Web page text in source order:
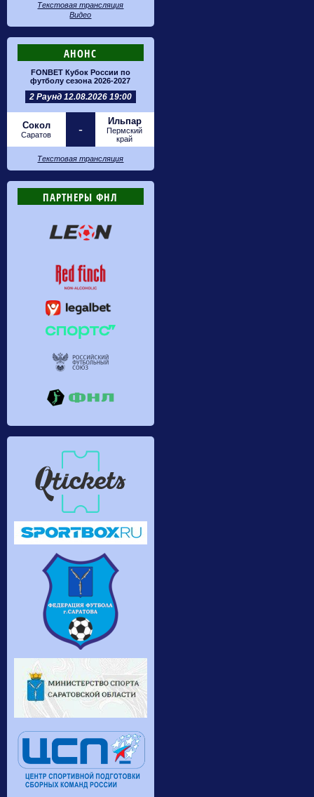
Текстовая трансляция
Видео
АНОНС
FONBET Кубок России по
футболу сезона 2026-2027
2 Раунд 12.08.2026 19:00
Сокол
Саратов -
Ильпар
Пермский
край
Текстовая трансляция
ПАРТНЕРЫ ФНЛ